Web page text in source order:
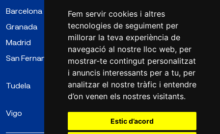
Fem servir cookies i altres
tecnologies de seguiment per
millorar la teva experiència de
navegació al nostre lloc web, per
mostrar-te contingut personalitzat
i anuncis interessants per a tu, per
analitzar el nostre tràfic i entendre
d’on venen els nostres visitants.
Estic d’acord
Barcelona
Bergara
Cangas
Granada
Irún
Logroño
Madrid
Mollet del Vallès
Puente Genil
San Fernando
Santiago de
Compostela
Tarragona
Tudela
Valladolid (La
Enseñanza)
Valladolid
(Lestonnac)
Vigo
Zaragoza